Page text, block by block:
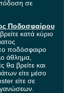
σε
Ποδοσφαίρου
κατά κύριο
ποδόσφαιρο
άθλημα,
θα βρείτε και
είτε μέσο
είτε σε